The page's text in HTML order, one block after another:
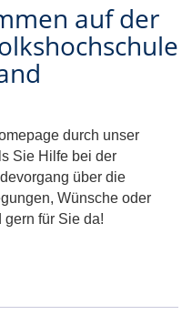
auf der
durch unser
Sie Hilfe bei der
über die
Wünsche oder
für Sie da!